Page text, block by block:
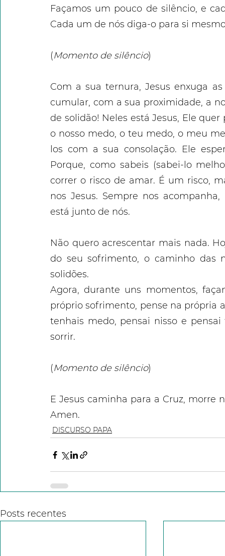
Façamos um pouco de silêncio, e
Cada um de nós diga-o para si
(Momento de silêncio)
Com a sua ternura, Jesus enxuga
cumular, com a sua proximidade, a
de solidão! Neles está Jesus, Ele
o nosso medo, o teu medo, o meu
los com a sua consolação. Ele
Porque, como sabeis (sabei-lo
correr o risco de amar. É um risco,
nos Jesus. Sempre nos
está junto de nós.
Não quero acrescentar mais nada.
do seu sofrimento, o caminho das
solidões.
Agora, durante uns momentos,
próprio sofrimento, pense na própria
tenhais medo, pensai nisso e
sorrir.
(Momento de silêncio)
E Jesus caminha para a Cruz, morre
Amen.
DISCURSO PAPA
Posts recentes